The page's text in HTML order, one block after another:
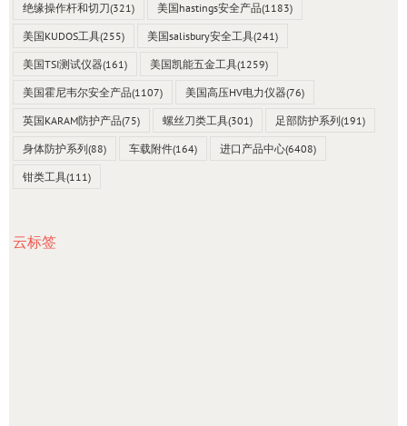
绝缘操作杆和切刀(321) 美国hastings安全产品(1183)
美国KUDOS工具(255) 美国salisbury安全工具(241)
美国TSI测试仪器(161) 美国凯能五金工具(1259)
美国霍尼韦尔安全产品(1107) 美国高压HV电力仪器(76)
英国KARAM防护产品(75) 螺丝刀类工具(301) 足部防护系列(191)
身体防护系列(88) 车载附件(164) 进口产品中心(6408)
钳类工具(111)
云标签